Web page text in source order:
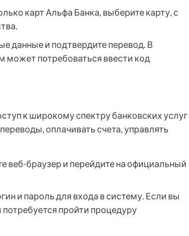
карт Альфа Банка, выберите карту, с
данные и подтвердите перевод. В
может потребоваться ввести код
к широкому спектру банковских услуг
оплачивать счета, управлять
веб-браузер и перейдите на официальный
и пароль для входа в систему. Если вы
пройти процедуру